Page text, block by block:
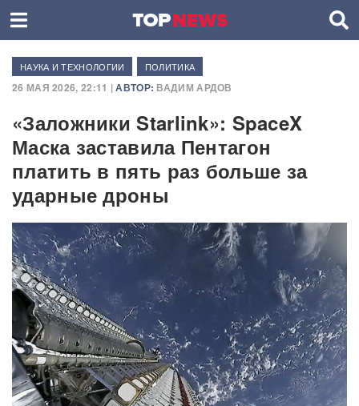
НАУКА И ТЕХНОЛОГИИ ПОЛИТИКА
26 МАЯ 2026, 22:11 |АВТОР: ВАДИМ АРДОВ
«Заложники Starlink»: SpaceX
Маска заставила Пентагон
платить в пять раз больше за
ударные дроны